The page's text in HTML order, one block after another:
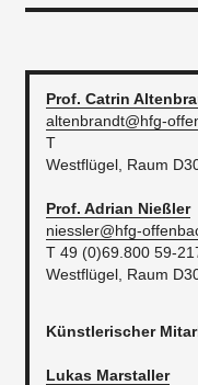
Prof. Catrin
altenbrandt@hfg-
T
Westflügel, Raum
Prof. Adrian Nießler
niessler@hfg-
T 49 (0)69.800 59-
Westflügel, Raum
Künstlerischer
Lukas Marstaller